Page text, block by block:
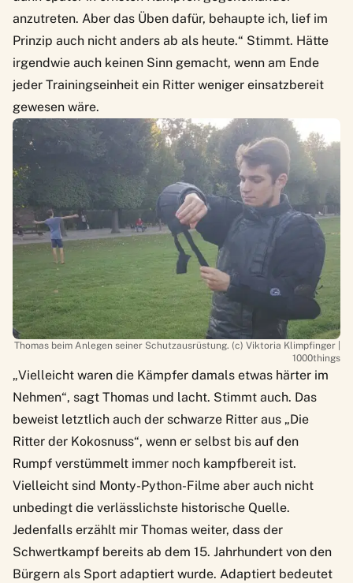
anzutreten. Aber das Üben dafür, behaupte ich, lief im
Prinzip auch nicht anders ab als heute.“ Stimmt. Hätte
irgendwie auch keinen Sinn gemacht, wenn am Ende
jeder Trainingseinheit ein Ritter weniger einsatzbereit
gewesen wäre.
Thomas beim Anlegen seiner Schutzausrüstung. (c) Viktoria Klimpfinger |
1000things
„Vielleicht waren die Kämpfer damals etwas härter im
Nehmen“, sagt Thomas und lacht. Stimmt auch. Das
beweist letztlich auch der schwarze Ritter aus „Die
Ritter der Kokosnuss“, wenn er selbst bis auf den
Rumpf verstümmelt immer noch kampfbereit ist.
Vielleicht sind Monty-Python-Filme aber auch nicht
unbedingt die verlässlichste historische Quelle.
Jedenfalls erzählt mir Thomas weiter, dass der
Schwertkampf bereits ab dem 15. Jahrhundert von den
Bürgern als Sport adaptiert wurde. Adaptiert bedeutet